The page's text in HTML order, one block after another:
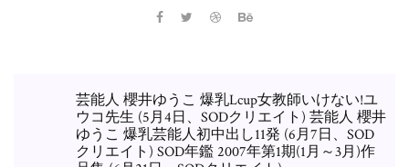
芸能人 櫻井ゆうこ 爆乳Lcup女教師いけない!ユ
ウコ先生 (5月4日、SODクリエイト) 芸能人 櫻井
ゆうこ 爆乳芸能人初中出し11発 (6月7日、SOD
クリエイト) SOD年鑑 2007年第1期(1月～3月)作